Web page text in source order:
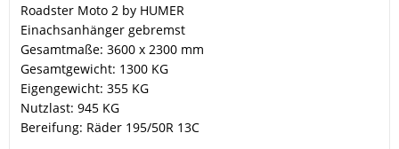
Roadster Moto 2 by HUMER
Einachsanhänger gebremst
Gesamtmaße: 3600 x 2300 mm
Gesamtgewicht: 1300 KG
Eigengewicht: 355 KG
Nutzlast: 945 KG
Bereifung: Räder 195/50R 13C